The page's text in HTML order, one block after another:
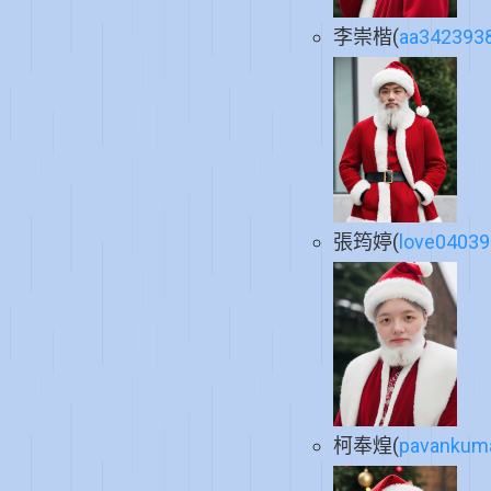
李崇楷(
張筠婷(
柯奉煌(